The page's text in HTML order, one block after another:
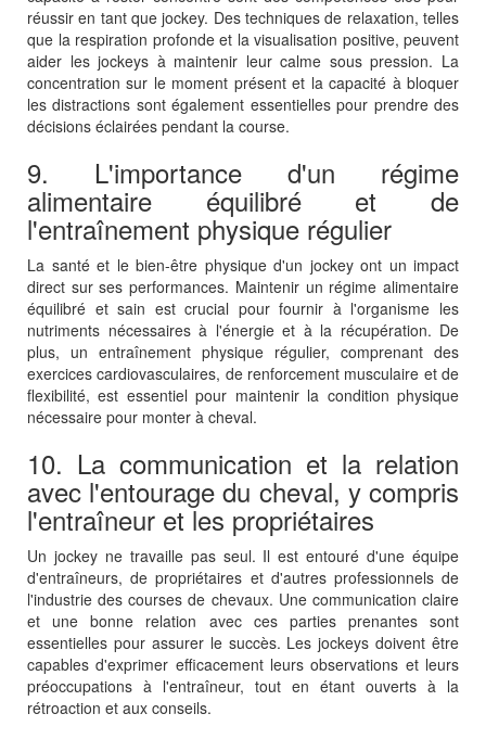
réussir en tant que jockey. Des techniques de relaxation, telles
que la respiration profonde et la visualisation positive, peuvent
aider les jockeys à maintenir leur calme sous pression. La
concentration sur le moment présent et la capacité à bloquer
les distractions sont également essentielles pour prendre des
décisions éclairées pendant la course.
9. L'importance d'un régime
alimentaire équilibré et de
l'entraînement physique régulier
La santé et le bien-être physique d'un jockey ont un impact
direct sur ses performances. Maintenir un régime alimentaire
équilibré et sain est crucial pour fournir à l'organisme les
nutriments nécessaires à l'énergie et à la récupération. De
plus, un entraînement physique régulier, comprenant des
exercices cardiovasculaires, de renforcement musculaire et de
flexibilité, est essentiel pour maintenir la condition physique
nécessaire pour monter à cheval.
10. La communication et la relation
avec l'entourage du cheval, y compris
l'entraîneur et les propriétaires
Un jockey ne travaille pas seul. Il est entouré d'une équipe
d'entraîneurs, de propriétaires et d'autres professionnels de
l'industrie des courses de chevaux. Une communication claire
et une bonne relation avec ces parties prenantes sont
essentielles pour assurer le succès. Les jockeys doivent être
capables d'exprimer efficacement leurs observations et leurs
préoccupations à l'entraîneur, tout en étant ouverts à la
rétroaction et aux conseils.